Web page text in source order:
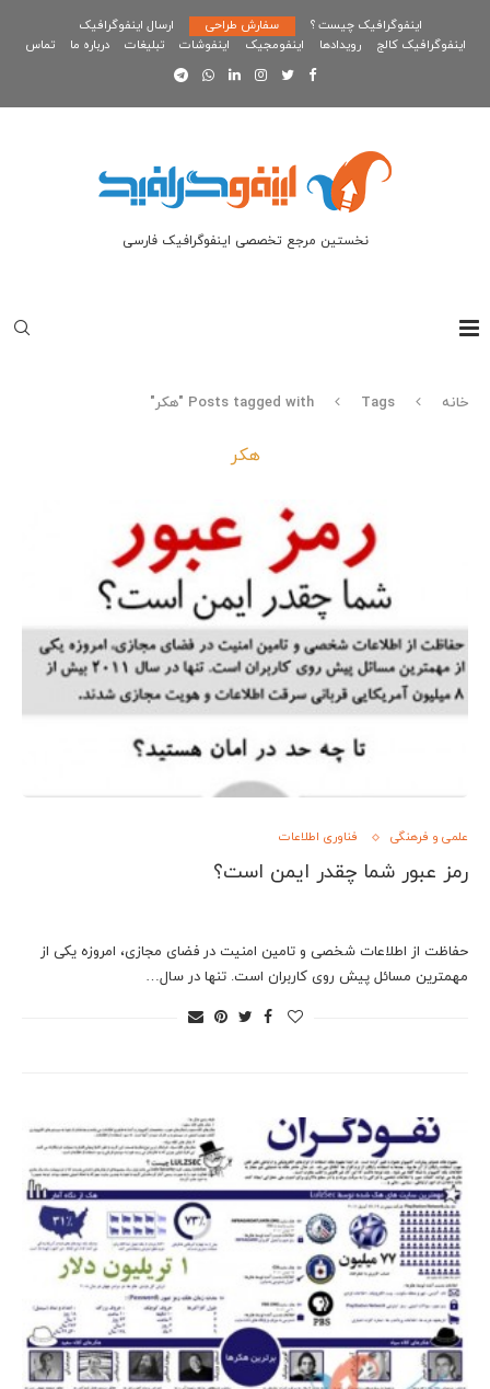
اینفوگرافیک چیست ؟ سفارش طراحی
ارسال اینفوگرافیک
اینفوگرافیک کالج
رویدادها اینفومجیک اینفوشات تبلیغات درباره ما تماس
نخستین مرجع تخصصی اینفوگرافیک فارسی
خانه Tags Posts tagged with "هکر"
هکر
علمی و فرهنگی فناوری اطلاعات
رمز عبور شما چقدر ایمن است؟
حفاظت از اطلاعات شخصی و تامین امنیت در فضای مجازی، امروزه یکی از
مهمترین مسائل پیش روی کاربران است. تنها در سال…